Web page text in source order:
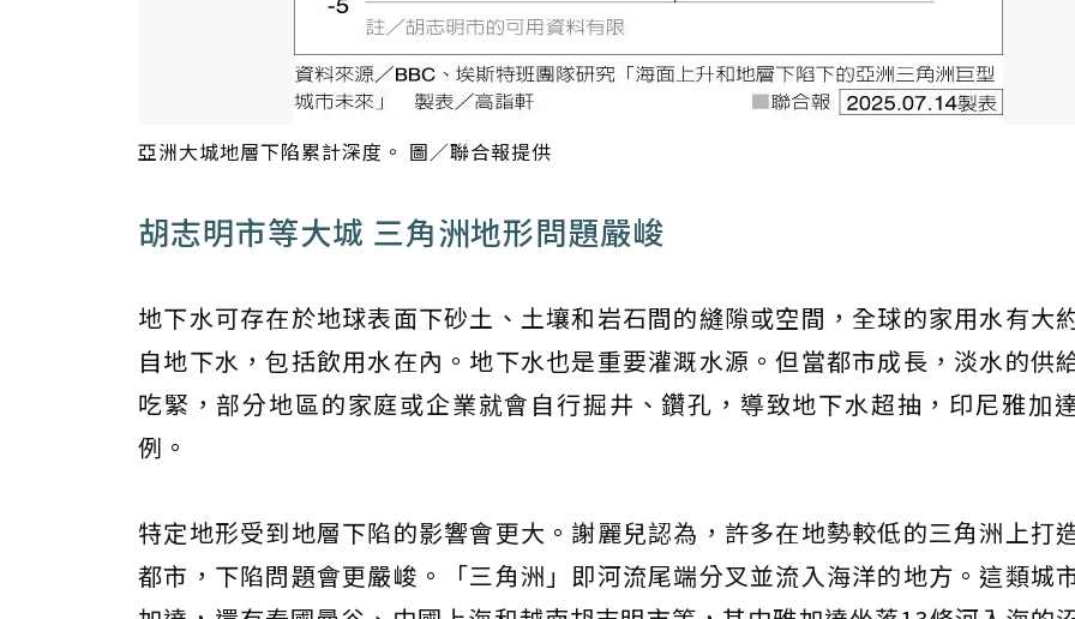
亞洲大城地層下陷累計深度。 圖／聯合報提供
胡志明市等大城 三角洲地形問題嚴峻
地下水可存在於地球表面下砂土、土壤和岩石間的縫隙或空間，全球的家用水有大
自地下水，包括飲用水在內。地下水也是重要灌溉水源。但當都市成長，淡水的供
吃緊，部分地區的家庭或企業就會自行掘井、鑽孔，導致地下水超抽，印尼雅加
例。
特定地形受到地層下陷的影響會更大。謝麗兒認為，許多在地勢較低的三角洲上打
都市，下陷問題會更嚴峻。「三角洲」即河流尾端分叉並流入海洋的地方。這類城